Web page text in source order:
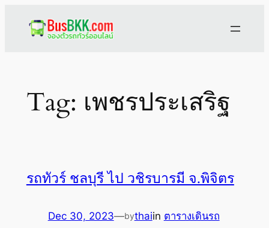
Tag: เพชรประเสริฐ
รถทัวร์ ชลบุรี ไป วชิรบารมี จ.พิจิตร
Dec 30, 2023—bythaiin ตารางเดินรถ